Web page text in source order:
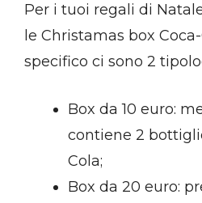
Per i tuoi regali di
le Christamas box
specifico ci sono 2
Box da 10 euro:
contiene 2
Cola;
Box da 20 euro: